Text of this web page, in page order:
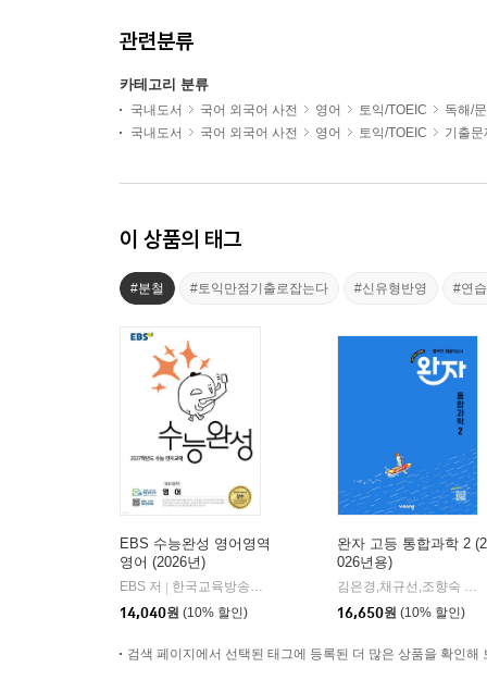
관련분류
카테고리 분류
국내도서 국어 외국어 사전 영어 토익/TOEIC
독해/
국내도서
국어 외국어 사전 영어 토익/TOEIC 기출
이 상품의 태그
#분철 #토익만점기출로잡는다 #신유형반영 #연
EBS 수능완성 영어영역
영어 (2026년)
EBS 저
한국교육방송공사
14,040원 (10% 할인)
완자 고등 통합과학 2 (2
026년용)
김은경,채규선,조향숙 등저
16,650원 (10% 할인)
검색 페이지에서 선택된 태그에 등록된 더 많은 상품을 확인해